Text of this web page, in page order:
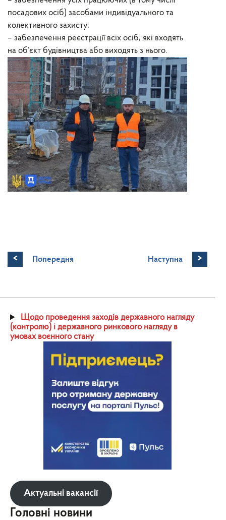
посадових осіб) засобами індивідуального та
колективного захисту;
– забезпечення реєстрації всіх осіб, які входять
на об’єкт будівництва або виходять з нього.
< Попередня Наступна >
Щодо проведення заходів державного нагляду
(контролю) і державного ринкового нагляду в
умовах воєнного стану
Актуальні вакансії
Головні новини